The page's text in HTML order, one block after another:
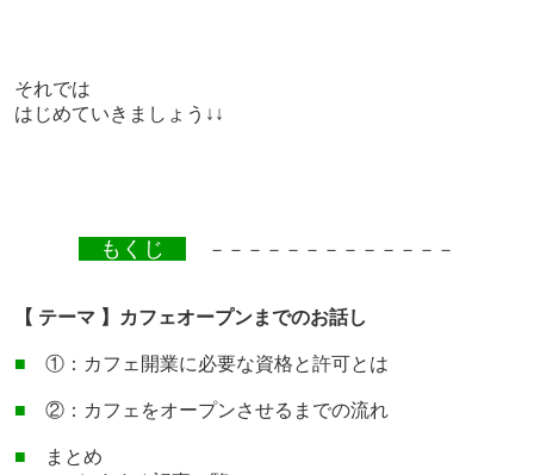
それでは
はじめていきましょう↓↓
もくじ －－－－－－－－－－－－－
【 テーマ 】カフェオープンまでのお話し
■ ①：カフェ開業に必要な資格と許可とは
■ ②：カフェをオープンさせるまでの流れ
■ まとめ